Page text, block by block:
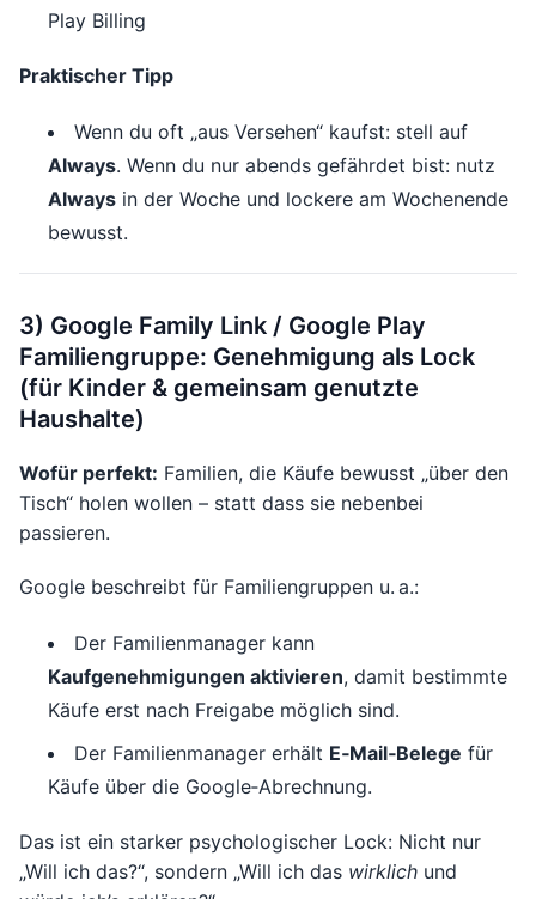
Play Billing
Praktischer Tipp
Wenn du oft „aus Versehen“ kaufst: stell auf
Always. Wenn du nur abends gefährdet bist: nutz
Always in der Woche und lockere am Wochenende
bewusst.
3) Google Family Link / Google Play
Familiengruppe: Genehmigung als Lock
(für Kinder & gemeinsam genutzte
Haushalte)
Wofür perfekt: Familien, die Käufe bewusst „über den
Tisch“ holen wollen – statt dass sie nebenbei
passieren.
Google beschreibt für Familiengruppen u. a.:
Der Familienmanager kann
Kaufgenehmigungen aktivieren, damit bestimmte
Käufe erst nach Freigabe möglich sind.
Der Familienmanager erhält E‑Mail‑Belege für
Käufe über die Google‑Abrechnung.
Das ist ein starker psychologischer Lock: Nicht nur
„Will ich das?“, sondern „Will ich das wirklich und